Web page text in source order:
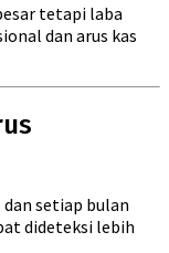
tetapi laba
dan arus kas
setiap bulan
dideteksi lebih